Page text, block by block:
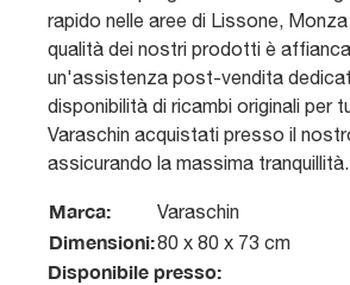
rapido nelle aree di Lissone,
qualità dei nostri prodotti è
un'assistenza post-vendita
disponibilità di ricambi originali per
Varaschin acquistati presso il
assicurando la massima tranquillità.
Marca: Varaschin
Dimensioni:80 x 80 x 73 cm
Disponibile presso: